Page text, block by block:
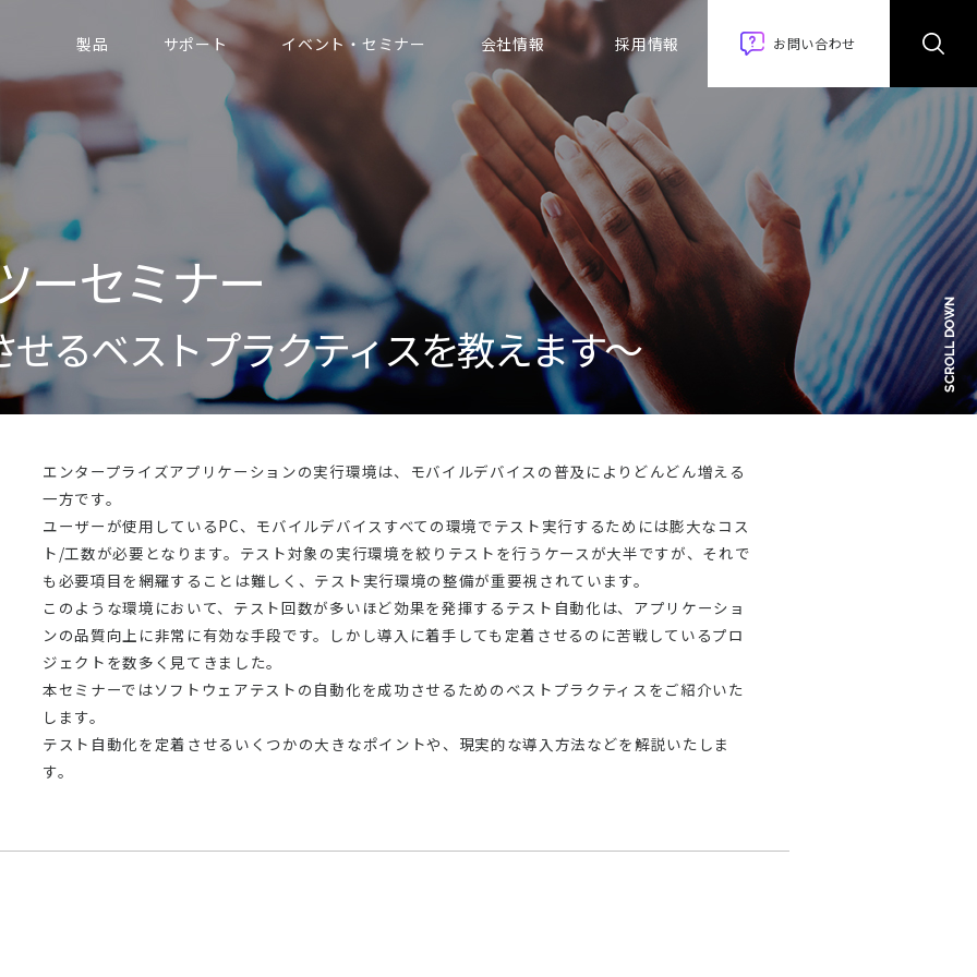
製品 サポート イベント・セミナー 会社情報 採用情報 お問い合わせ
ーセミナー
るベストプラクティスを教えます〜
エンタープライズアプリケーションの実行環境は、モバイルデバイスの普及によりどんどん増える
一方です。
ユーザーが使用しているPC、モバイルデバイスすべての環境でテスト実行するためには膨大なコス
ト/工数が必要となります。テスト対象の実行環境を絞りテストを行うケースが大半ですが、それで
も必要項目を網羅することは難しく、テスト実行環境の整備が重要視されています。
このような環境において、テスト回数が多いほど効果を発揮するテスト自動化は、アプリケーショ
ンの品質向上に非常に有効な手段です。しかし導入に着手しても定着させるのに苦戦しているプロ
ジェクトを数多く見てきました。
本セミナーではソフトウェアテストの自動化を成功させるためのベストプラクティスをご紹介いた
します。
テスト自動化を定着させるいくつかの大きなポイントや、現実的な導入方法などを解説いたしま
す。